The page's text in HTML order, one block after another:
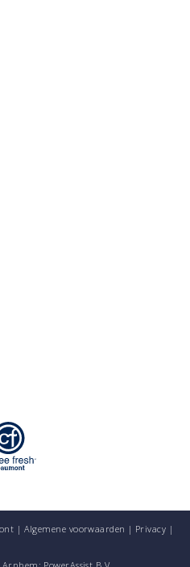
| Algemene voorwaarden | Privacy |